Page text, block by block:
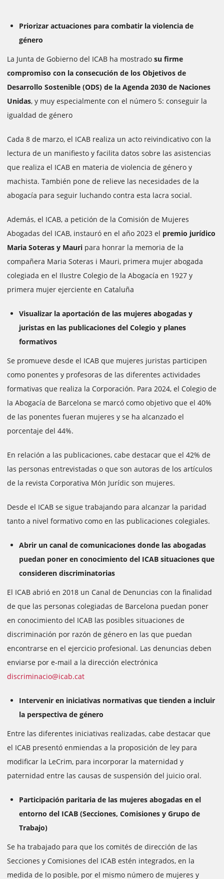
Priorizar actuaciones para combatir la violencia de
género
La Junta de Gobierno del ICAB ha mostrado su firme
compromiso con la consecución de los Objetivos de
Desarrollo Sostenible (ODS) de la Agenda 2030 de Naciones
Unidas, y muy especialmente con el número 5: conseguir la
igualdad de género
Cada 8 de marzo, el ICAB realiza un acto reivindicativo con la
lectura de un manifiesto y facilita datos sobre las asistencias
que realiza el ICAB en materia de violencia de género y
machista. También pone de relieve las necesidades de la
abogacía para seguir luchando contra esta lacra social.
Además, el ICAB, a petición de la Comisión de Mujeres
Abogadas del ICAB, instauró en el año 2023 el premio jurídico
Maria Soteras y Mauri para honrar la memoria de la
compañera Maria Soteras i Mauri, primera mujer abogada
colegiada en el Ilustre Colegio de la Abogacía en 1927 y
primera mujer ejerciente en Cataluña
Visualizar la aportación de las mujeres abogadas y
juristas en las publicaciones del Colegio y planes
formativos
Se promueve desde el ICAB que mujeres juristas participen
como ponentes y profesoras de las diferentes actividades
formativas que realiza la Corporación. Para 2024, el Colegio de
la Abogacía de Barcelona se marcó como objetivo que el 40%
de las ponentes fueran mujeres y se ha alcanzado el
porcentaje del 44%.
En relación a las publicaciones, cabe destacar que el 42% de
las personas entrevistadas o que son autoras de los artículos
de la revista Corporativa Món Jurídic son mujeres.
Desde el ICAB se sigue trabajando para alcanzar la paridad
tanto a nivel formativo como en las publicaciones colegiales.
Abrir un canal de comunicaciones donde las abogadas
puedan poner en conocimiento del ICAB situaciones que
consideren discriminatorias
El ICAB abrió en 2018 un Canal de Denuncias con la finalidad
de que las personas colegiadas de Barcelona puedan poner
en conocimiento del ICAB las posibles situaciones de
discriminación por razón de género en las que puedan
encontrarse en el ejercicio profesional. Las denuncias deben
enviarse por e-mail a la dirección electrónica
discriminacio@icab.cat
Intervenir en iniciativas normativas que tienden a incluir
la perspectiva de género
Entre las diferentes iniciativas realizadas, cabe destacar que
el ICAB presentó enmiendas a la proposición de ley para
modificar la LeCrim, para incorporar la maternidad y
paternidad entre las causas de suspensión del juicio oral.
Participación paritaria de las mujeres abogadas en el
entorno del ICAB (Secciones, Comisiones y Grupo de
Trabajo)
Se ha trabajado para que los comités de dirección de las
Secciones y Comisiones del ICAB estén integrados, en la
medida de lo posible, por el mismo número de mujeres y